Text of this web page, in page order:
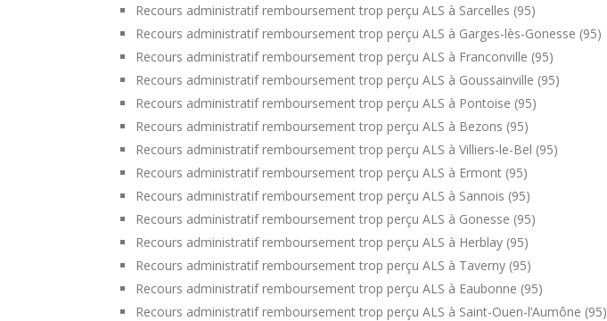
Recours administratif remboursement trop perçu ALS à Sarcelles (95)
Recours administratif remboursement trop perçu ALS à Garges-lès-Gonesse (95)
Recours administratif remboursement trop perçu ALS à Franconville (95)
Recours administratif remboursement trop perçu ALS à Goussainville (95)
Recours administratif remboursement trop perçu ALS à Pontoise (95)
Recours administratif remboursement trop perçu ALS à Bezons (95)
Recours administratif remboursement trop perçu ALS à Villiers-le-Bel (95)
Recours administratif remboursement trop perçu ALS à Ermont (95)
Recours administratif remboursement trop perçu ALS à Sannois (95)
Recours administratif remboursement trop perçu ALS à Gonesse (95)
Recours administratif remboursement trop perçu ALS à Herblay (95)
Recours administratif remboursement trop perçu ALS à Taverny (95)
Recours administratif remboursement trop perçu ALS à Eaubonne (95)
Recours administratif remboursement trop perçu ALS à Saint-Ouen-l’Aumône (95)